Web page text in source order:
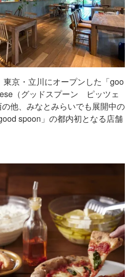
京・立川にオープンした「goo
（グッドスプーン ピッツェ
他、みなとみらいでも展開中の
spoon」の都内初となる店舗